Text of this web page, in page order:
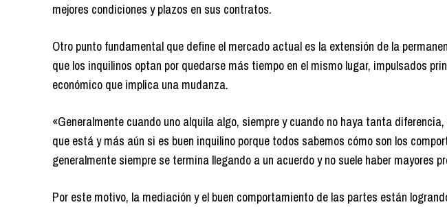
mejores condiciones y plazos en sus contratos.
Otro punto fundamental que define el mercado actual es la extensión de la
que los inquilinos optan por quedarse más tiempo en el mismo lugar, impulsados
económico que implica una mudanza.
«Generalmente cuando uno alquila algo, siempre y cuando no haya tanta
que está y más aún si es buen inquilino porque todos sabemos cómo son los
generalmente siempre se termina llegando a un acuerdo y no suele haber mayores
Por este motivo, la mediación y el buen comportamiento de las partes están